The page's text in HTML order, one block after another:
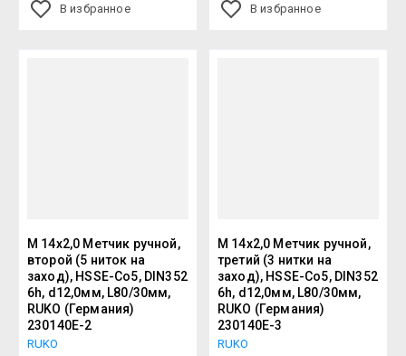
В избранное В избранное
М 14х2,0 Метчик ручной,
второй (5 ниток на
заход), HSSE-Co5, DIN352
6h, d12,0мм, L80/30мм,
RUKO (Германия)
230140E-2
RUKO
М 14х2,0 Метчик ручной,
третий (3 нитки на
заход), HSSE-Co5, DIN352
6h, d12,0мм, L80/30мм,
RUKO (Германия)
230140E-3
RUKO